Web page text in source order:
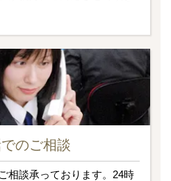
のご相談
相談承っております。24時